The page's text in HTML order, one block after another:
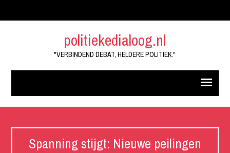
politiekedialoog.nl
"VERBINDEND DEBAT, HELDERE POLITIEK."
Spanning stijgt: Nieuwe peilingen